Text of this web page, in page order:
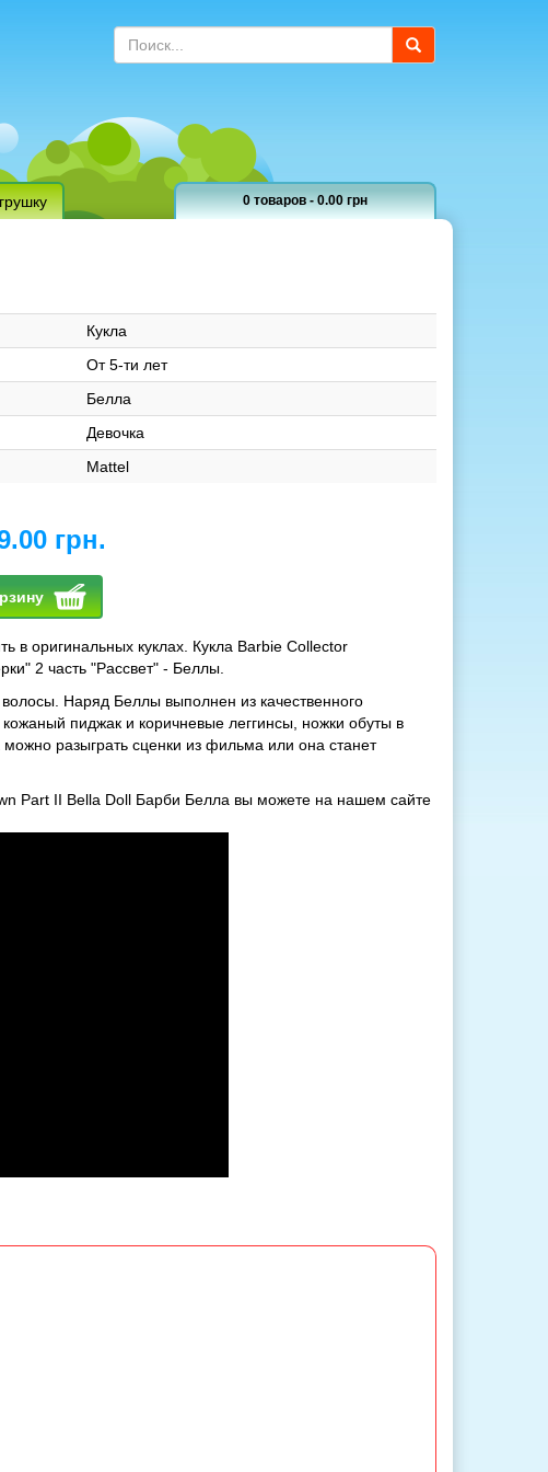
0 товаров - 0.00 грн
Кукла
От 5-ти лет
Белла
Девочка
Mattel
грн.
в оригинальных куклах. Кукла Barbie Collector
2 часть "Рассвет" - Беллы.
Наряд Беллы выполнен из качественного
пиджак и коричневые леггинсы, ножки обуты в
разыграть сценки из фильма или она станет
Part II Bella Doll Барби Белла вы можете на нашем сайте